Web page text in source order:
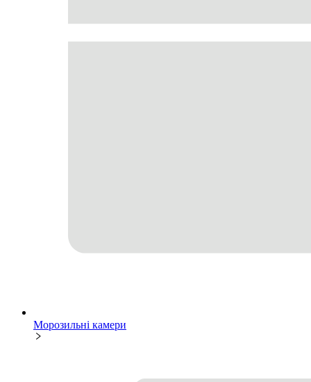
Морозильні камери